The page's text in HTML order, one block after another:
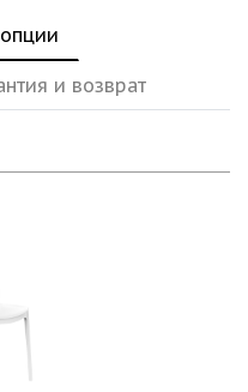
и возврат